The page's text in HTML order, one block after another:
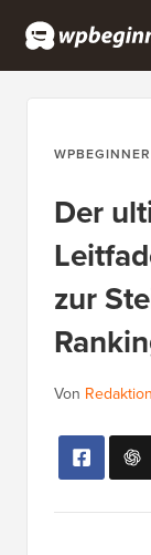
WPBEGINNER
Der
zur
Von Redaktion